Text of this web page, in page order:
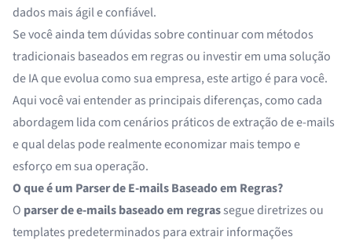
dados mais ágil e confiável.
Se você ainda tem dúvidas sobre continuar com métodos
tradicionais baseados em regras ou investir em uma solução
de IA que evolua como sua empresa, este artigo é para você.
Aqui você vai entender as principais diferenças, como cada
abordagem lida com cenários práticos de extração de e-mails
e qual delas pode realmente economizar mais tempo e
esforço em sua operação.
O que é um Parser de E-mails Baseado em Regras?
O parser de e-mails baseado em regrassegue diretrizes ou
templates predeterminados para extrair informações